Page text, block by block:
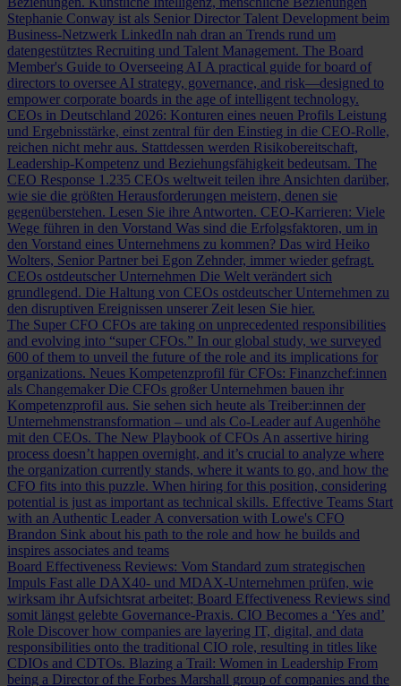
Stephanie Conway ist als Senior Director Talent Development beim
Business-Netzwerk LinkedIn nah dran an Trends rund um
datengestütztes Recruiting und Talent Management. The Board
Member's Guide to Overseeing AI A practical guide for board of
directors to oversee AI strategy, governance, and risk—designed to
empower corporate boards in the age of intelligent technology.
CEOs in Deutschland 2026: Konturen eines neuen Profils Leistung
und Ergebnisstärke, einst zentral für den Einstieg in die CEO-Rolle,
reichen nicht mehr aus. Stattdessen werden Risikobereitschaft,
Leadership-Kompetenz und Beziehungsfähigkeit bedeutsam. The
CEO Response 1.235 CEOs weltweit teilen ihre Ansichten darüber,
wie sie die größten Herausforderungen meistern, denen sie
gegenüberstehen. Lesen Sie ihre Antworten. CEO-Karrieren: Viele
Wege führen in den Vorstand Was sind die Erfolgsfaktoren, um in
den Vorstand eines Unternehmens zu kommen? Das wird Heiko
Wolters, Senior Partner bei Egon Zehnder, immer wieder gefragt.
CEOs ostdeutscher Unternehmen Die Welt verändert sich
grundlegend. Die Haltung von CEOs ostdeutscher Unternehmen zu
den disruptiven Ereignissen unserer Zeit lesen Sie hier.
The Super CFO CFOs are taking on unprecedented responsibilities
and evolving into “super CFOs.” In our global study, we surveyed
600 of them to unveil the future of the role and its implications for
organizations. Neues Kompetenzprofil für CFOs: Finanzchef:innen
als Changemaker Die CFOs großer Unternehmen bauen ihr
Kompetenzprofil aus. Sie sehen sich heute als Treiber:innen der
Unternehmenstransformation – und als Co-Leader auf Augenhöhe
mit den CEOs. The New Playbook of CFOs An assertive hiring
process doesn’t happen overnight, and it’s crucial to analyze where
the organization currently stands, where it wants to go, and how the
CFO fits into this puzzle. When hiring for this position, considering
potential is just as important as technical skills. Effective Teams Start
with an Authentic Leader A conversation with Lowe's CFO
Brandon Sink about his path to the role and how he builds and
inspires associates and teams
Board Effectiveness Reviews: Vom Standard zum strategischen
Impuls Fast alle DAX40- und MDAX-Unternehmen prüfen, wie
wirksam ihr Aufsichtsrat arbeitet; Board Effectiveness Reviews sind
somit längst gelebte Governance-Praxis. CIO Becomes a ‘Yes and’
Role Discover how companies are layering IT, digital, and data
responsibilities onto the traditional CIO role, resulting in titles like
CDIOs and CDTOs. Blazing a Trail: Women in Leadership From
being a Director of the Forbes Marshall group of companies and the